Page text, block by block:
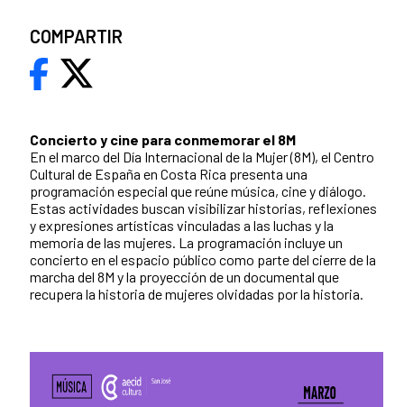
Concierto y cine para conmemorar el 8M
En el marco del Día Internacional de la Mujer (8M), el Centro
Cultural de España en Costa Rica presenta una
programación especial que reúne música, cine y diálogo.
Estas actividades buscan visibilizar historias, reflexiones
y expresiones artísticas vinculadas a las luchas y la
memoria de las mujeres. La programación incluye un
concierto en el espacio público como parte del cierre de la
marcha del 8M y la proyección de un documental que
recupera la historia de mujeres olvidadas por la historia.
COMPARTIR